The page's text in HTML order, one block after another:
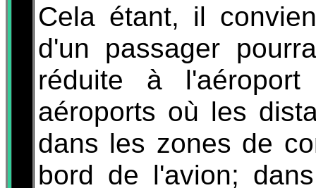
Cela étant, il
d'un passager
réduite à
aéroports où les
dans les zones de
bord de l'avion;